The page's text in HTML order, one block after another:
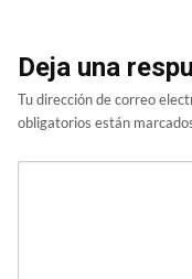
Deja una
Tu dirección de correo
obligatorios están